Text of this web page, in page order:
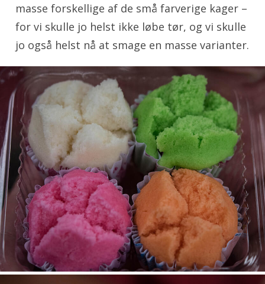
masse forskellige af de små farverige kager –
for vi skulle jo helst ikke løbe tør, og vi skulle
jo også helst nå at smage en masse varianter.